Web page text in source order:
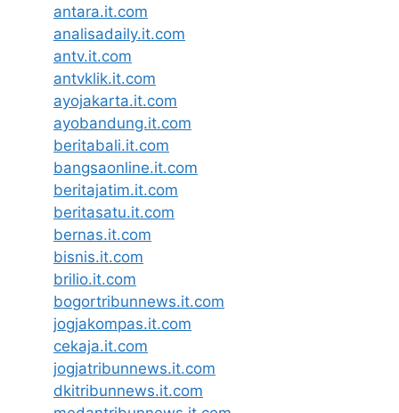
antara.it.com
analisadaily.it.com
antv.it.com
antvklik.it.com
ayojakarta.it.com
ayobandung.it.com
beritabali.it.com
bangsaonline.it.com
beritajatim.it.com
beritasatu.it.com
bernas.it.com
bisnis.it.com
brilio.it.com
bogortribunnews.it.com
jogjakompas.it.com
cekaja.it.com
jogjatribunnews.it.com
dkitribunnews.it.com